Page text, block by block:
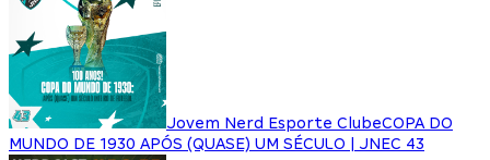
Jovem Nerd Esporte ClubeCOPA DO
MUNDO DE 1930 APÓS (QUASE) UM SÉCULO | JNEC 43